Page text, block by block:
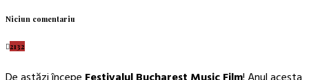
Niciun comentariu
2132
De astăzi începe Festivalul Bucharest Music Film! Anul acesta